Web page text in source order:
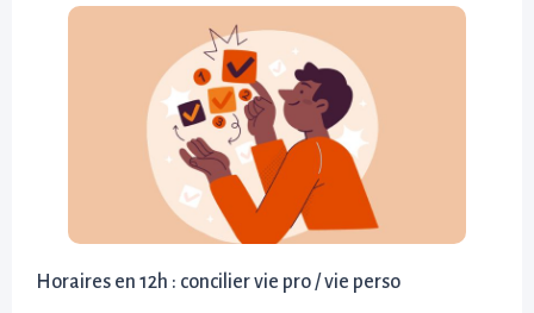
Horaires en 12h : concilier vie pro / vie perso